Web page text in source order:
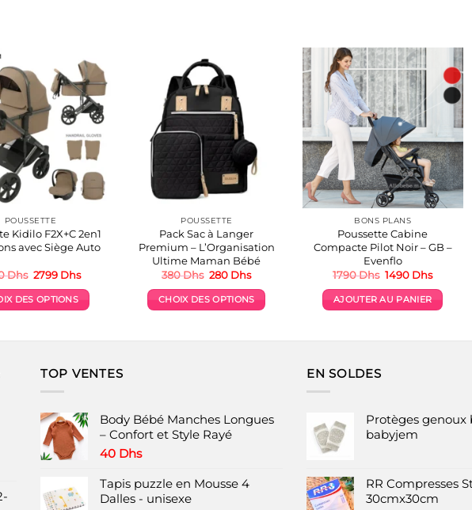
POUSSETTE
Kidilo F2X+C 2en1
avec Siège Auto
Dhs Le
initial
était :
2799 DhsLe
actuel
est :
DES OPTIONS
plusieurs
options
peuvent
être
POUSSETTE
Pack Sac à Langer
Premium – L’Organisation
Ultime Maman Bébé
380Dhs Le
initial
était :
280 DhsLe
actuel
est :
CHOIX DES OPTIONS
options
peuvent
sur
BONS PLANS
Poussette Cabine
Compacte Pilot Noir – GB –
Evenflo
1790Dhs Le
initial
était :
1490 DhsLe
actuel
est :
AJOUTER AU PANIER
TOP VENTES
Body Bébé Manches Longues
– Confort et Style Rayé
40 Dhs
Tapis puzzle en Mousse 4
Dalles - unisexe
EN SOLDES
Protèges genoux
babyjem
RR Compresses
30cmx30cm